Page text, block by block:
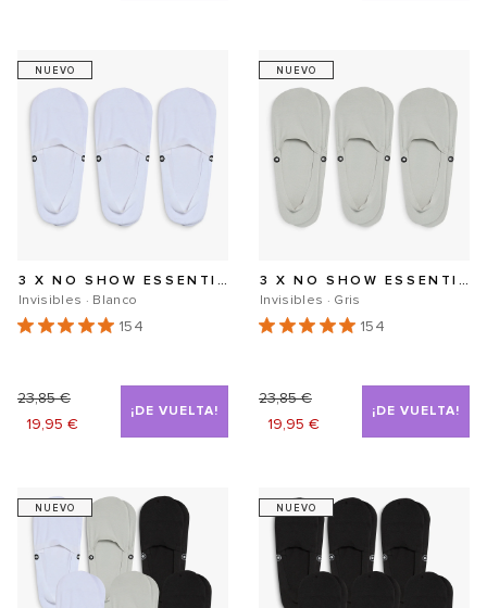
habitual
habitual
NUEVO
3 X NO SHOW ESSENTIALS SECOND SKIN
Invisibles · Blanco
Precio
habitual
23,85 €
Precio
oferta
19,95 €
¡DE VUELTA!
154
NUEVO
3 X NO SHOW ESSENTIALS SECOND SKIN
Invisibles · Gris
Precio
habitual
23,85 €
Precio
oferta
19,95 €
¡DE VUELTA!
154
NUEVO NUEVO